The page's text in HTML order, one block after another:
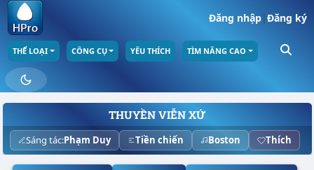
Đăng nhập|Đăng ký
THỂ LOẠI CÔNG CỤ YÊU THÍCH TÌM NÂNG CAO
THUYỀN VIỄN XỨ
Sáng tác:Phạm Duy Tiền chiến Boston Thích